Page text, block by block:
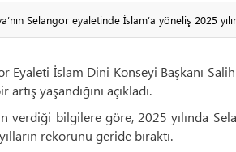
Selangor eyaletinde İslam’a yöneliş 2025
Eyaleti İslam Dini Konseyi Başkanı
artış yaşandığını açıkladı.
verdiği bilgilere göre, 2025 yılında
rekorunu geride bıraktı.